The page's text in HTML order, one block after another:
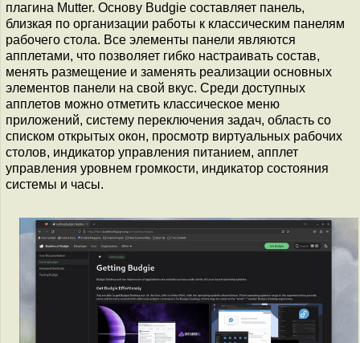
плагина Mutter. Основу Budgie составляет панель,
близкая по организации работы к классическим панелям
рабочего стола. Все элементы панели являются
апплетами, что позволяет гибко настраивать состав,
менять размещение и заменять реализации основных
элементов панели на свой вкус. Среди доступных
апплетов можно отметить классическое меню
приложений, систему переключения задач, область со
списком открытых окон, просмотр виртуальных рабочих
столов, индикатор управления питанием, апплет
управления уровнем громкости, индикатор состояния
системы и часы.